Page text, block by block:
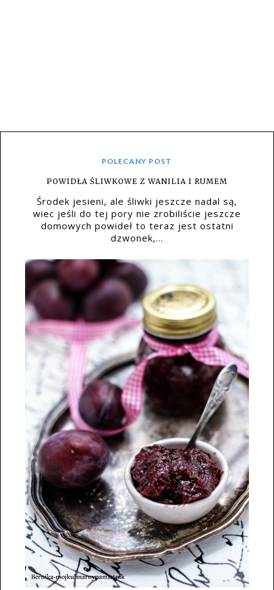
POLECANY POST
POWIDŁA ŚLIWKOWE Z WANILIA I RUMEM
Środek jesieni, ale śliwki jeszcze nadal są,
wiec jeśli do tej pory nie zrobiliście jeszcze
domowych powideł to teraz jest ostatni
dzwonek,...